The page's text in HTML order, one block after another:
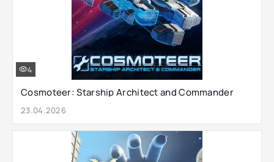
Cosmoteer: Starship Architect and Commander
23.04.2026
4